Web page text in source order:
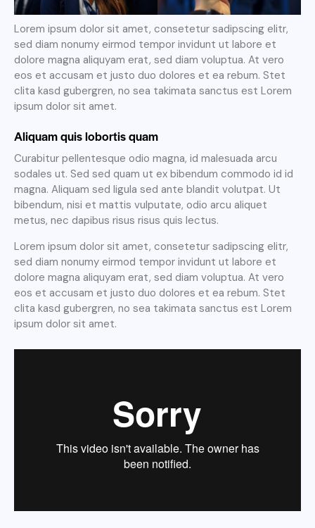
Lorem ipsum dolor sit amet, consetetur sadipscing elitr,
sed diam nonumy eirmod tempor invidunt ut labore et
dolore magna aliquyam erat, sed diam voluptua. At vero
eos et accusam et justo duo dolores et ea rebum. Stet
clita kasd gubergren, no sea takimata sanctus est Lorem
ipsum dolor sit amet.
Aliquam quis lobortis quam
Curabitur pellentesque odio magna, id malesuada arcu
sodales ut. Sed sed quam ut ex bibendum commodo id id
magna. Aliquam sed ligula sed ante blandit volutpat. Ut
bibendum, nisi et mattis vulputate, odio arcu aliquet
metus, nec dapibus risus risus quis lectus.
Lorem ipsum dolor sit amet, consetetur sadipscing elitr,
sed diam nonumy eirmod tempor invidunt ut labore et
dolore magna aliquyam erat, sed diam voluptua. At vero
eos et accusam et justo duo dolores et ea rebum. Stet
clita kasd gubergren, no sea takimata sanctus est Lorem
ipsum dolor sit amet.